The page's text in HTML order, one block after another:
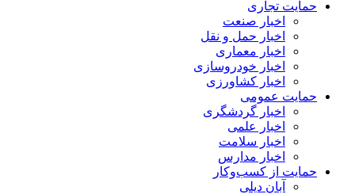
حمایت تجاری
اخبار صنعت
اخبار حمل و نقل
اخبار معماری
اخبار خودروسازی
اخبار کشاورزی
حمایت عمومی
اخبار گردشگری
اخبار علمی
اخبار سلامت
اخبار مدارس
حمایت از کسب‌وکار
آبان دیلی